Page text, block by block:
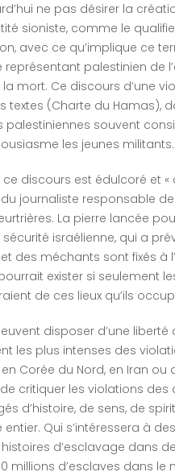
ne pas désirer la
sioniste, comme le
avec ce qu’implique ce
représentant palestinien de
la mort. Ce discours d’une
textes (Charte du
souvent
les jeunes
discours est édulcoré et
journaliste responsable
La pierre lancée
israélienne, qui a
des méchants sont fixés à
exister si seulement
de ces lieux qu’ils
disposer d’une
les plus intenses des
Corée du Nord, en Iran
critiquer les violations des
d’histoire, de sens, de
Qui s’intéressera à
histoires d’esclavage dans
millions d’esclaves dans le